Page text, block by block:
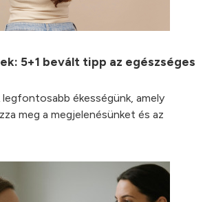
5+1 bevált tipp az egészséges
legfontosabb ékességünk, amely
meg a megjelenésünket és az